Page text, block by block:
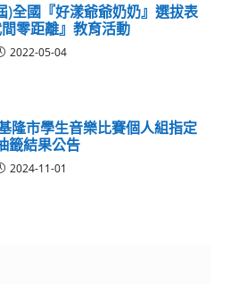
)全國『好漾爺爺奶奶』選拔表
零距離』教育活動
2022-05-04
隆市學生音樂比賽個人組指定
籤結果公告
2024-11-01